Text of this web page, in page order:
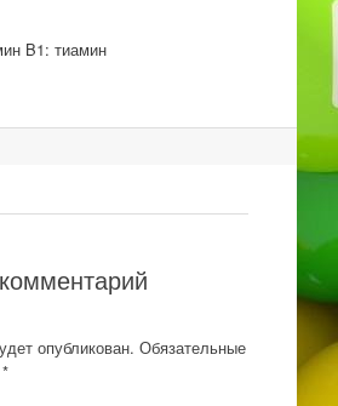
B1: тиамин
опубликован. Обязательные
*